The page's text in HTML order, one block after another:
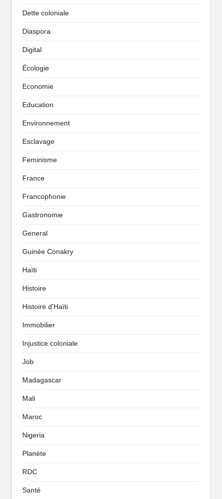
Dette coloniale
Diaspora
Digital
Écologie
Economie
Education
Environnement
Esclavage
Feminisme
France
Francophonie
Gastronomie
General
Guinée Conakry
Haïti
Histoire
Histoire d'Haïti
Immobilier
Injustice coloniale
Job
Madagascar
Mali
Maroc
Nigeria
Planète
RDC
Santé